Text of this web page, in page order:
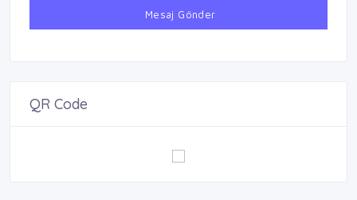
Mesaj Gönder
QR Code